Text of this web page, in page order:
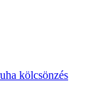
kölcsönzés